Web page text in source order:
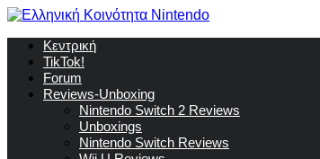
Κεντρική
TikTok!
Forum
Reviews-Unboxing
Nintendo Switch 2 Reviews
Unboxings
Nintendo Switch Reviews